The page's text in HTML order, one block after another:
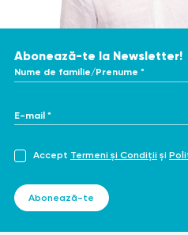
https://www.webmd.com/
Abonează-te la Newsletter!
Nume de familie/Prenume *
E-mail *
Accept Termeni și Condiții și
Abonează-te